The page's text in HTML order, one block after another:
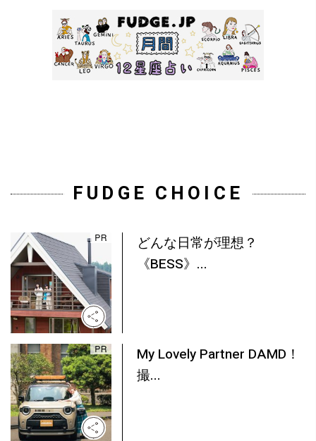
FUDGE CHOICE
どんな日常が理想？
《BESS》...
My Lovely Partner DAMD！
撮...